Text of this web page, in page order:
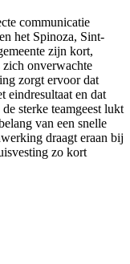
communicatie
het Spinoza, Sint-
zijn kort,
zich onverwachte
zorgt ervoor dat
eindresultaat en dat
sterke teamgeest lukt
van een snelle
draagt eraan bij
zo kort